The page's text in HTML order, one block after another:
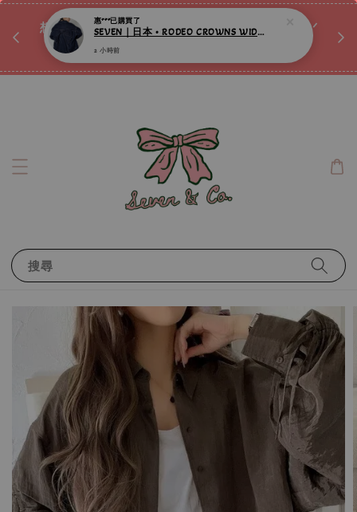
想訂製屬於自己的『水晶手鍊』嗎ꕀ♡ 私訊我們.ᐟ.ᐟ
📣Instagram 這邊按下去
搜尋
惠***已購買了
SEVEN｜日本 • RODEO CROWNS WIDE BOWL • 大蝴蝶結牛仔外套 ღ
2 小時前